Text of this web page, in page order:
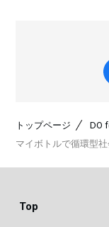
トップページ
DO
マイボトルで循環型
Top